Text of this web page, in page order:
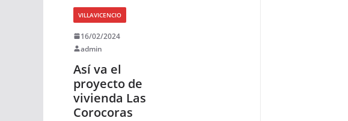
VILLAVICENCIO
16/02/2024
admin
Así va el
proyecto de
vivienda Las
Corocoras